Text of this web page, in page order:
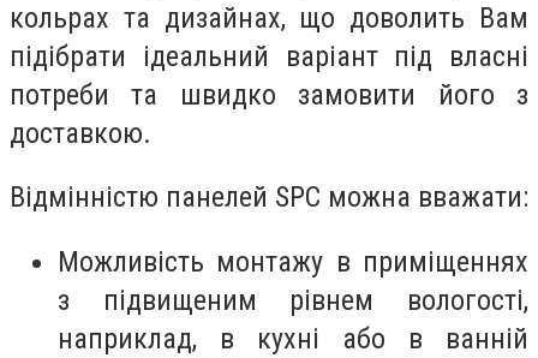
кольрах та дизайнах, що доволить Вам
підібрати ідеальний варіант під власні
потреби та швидко замовити його з
доставкою.
Відмінністю панелей SPC можна вважати:
Можливість монтажу в приміщеннях
з підвищеним рівнем вологості,
наприклад, в кухні або в ванній